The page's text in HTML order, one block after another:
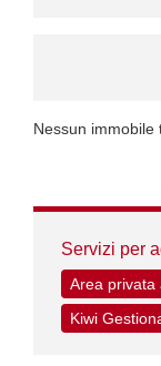
Nessun immobile
Servizi per
Area privata
Kiwi